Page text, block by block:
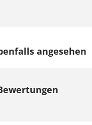
angesehen